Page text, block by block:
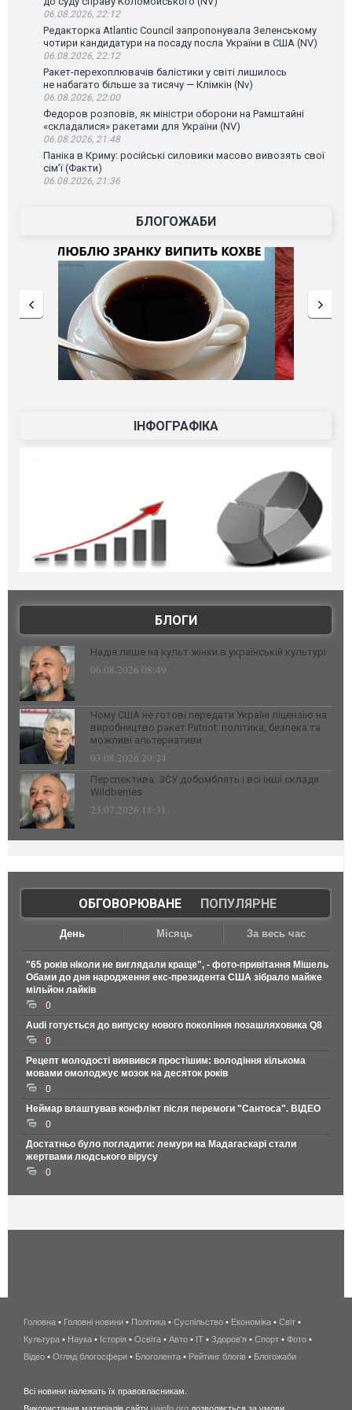
06.08.2026, 22:12
Редакторка Atlantic Council запропонувала Зеленському
чотири кандидатури на посаду посла України в США (NV)
06.08.2026, 22:12
Ракет-перехоплювачів балістики у світі лишилось
не набагато більше за тисячу — Клімкін (Nv)
06.08.2026, 22:00
Федоров розповів, як міністри оборони на Рамштайні
«складалися» ракетами для України (NV)
06.08.2026, 21:48
Паніка в Криму: російські силовики масово вивозять свої
сім’ї (Факти)
06.08.2026, 21:36
БЛОГОЖАБИ
ІНФОГРАФІКА
БЛОГИ
Надія лише на культ жінки в українській культурі
06.08.2026 08:49
Чому США не готові передати Україні ліцензію на
виробництво ракет Patriot: політика, безпека та
можливі альтернативи
03.08.2026 20:24
Перспектива: ЗСУ добомблять і всі інші склади
Wildberries
23.07.2026 11:31
ОБГОВОРЮВАНЕ| ПОПУЛЯРНЕ
День Місяць За весь час
"65 років ніколи не виглядали краще", - фото-привітання Мішель
Обами до дня народження екс-президента США зібрало майже
мільйон лайків
0
Audi готується до випуску нового покоління позашляховика Q8
0
Рецепт молодості виявився простішим: володіння кількома
мовами омолоджує мозок на десяток років
0
Неймар влаштував конфлікт після перемоги "Сантоса". ВІДЕО
0
Достатньо було погладити: лемури на Мадагаскарі стали
жертвами людського вірусу
0
беспроводной
интернет
киев
Головна • Головні новини • Політика • Суспільство • Економіка • Світ •
Культура • Наука • Історія • Освіта • Авто • IT • Здоров'я • Спорт • Фото •
Відео • Огляд блогосфери • Блоголента • Рейтинг блогів • Блогожаби
Всі новини належать їх правовласникам.